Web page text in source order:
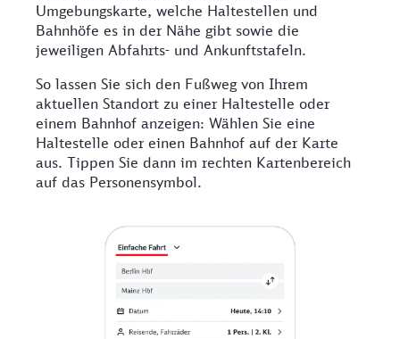
Umgebungskarte, welche Haltestellen und
Bahnhöfe es in der Nähe gibt sowie die
jeweiligen Abfahrts- und Ankunftstafeln.
So lassen Sie sich den Fußweg von Ihrem
aktuellen Standort zu einer Haltestelle oder
einem Bahnhof anzeigen: Wählen Sie eine
Haltestelle oder einen Bahnhof auf der Karte
aus. Tippen Sie dann im rechten Kartenbereich
auf das Personensymbol.